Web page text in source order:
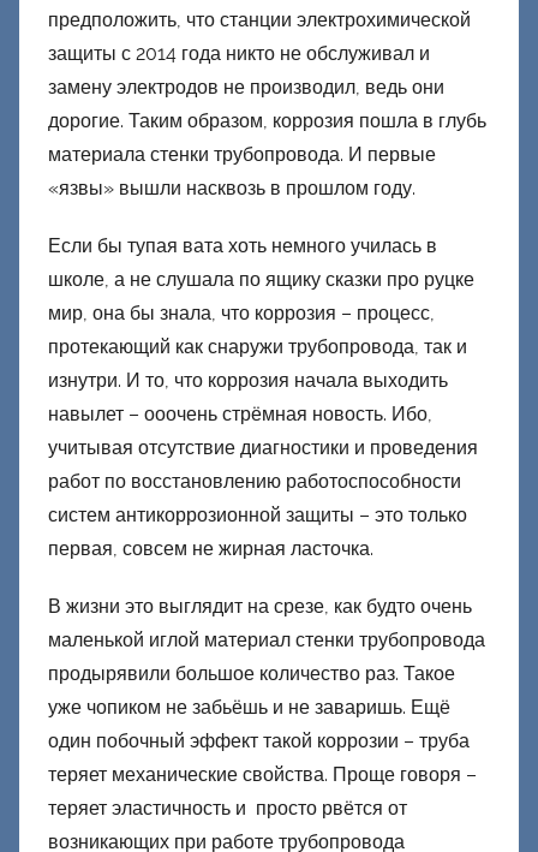
предположить, что станции электрохимической
защиты с 2014 года никто не обслуживал и
замену электродов не производил, ведь они
дорогие. Таким образом, коррозия пошла в глубь
материала стенки трубопровода. И первые
«язвы» вышли насквозь в прошлом году.
Если бы тупая вата хоть немного училась в
школе, а не слушала по ящику сказки про руцке
мир, она бы знала, что коррозия – процесс,
протекающий как снаружи трубопровода, так и
изнутри. И то, что коррозия начала выходить
навылет – ооочень стрёмная новость. Ибо,
учитывая отсутствие диагностики и проведения
работ по восстановлению работоспособности
систем антикоррозионной защиты – это только
первая, совсем не жирная ласточка.
В жизни это выглядит на срезе, как будто очень
маленькой иглой материал стенки трубопровода
продырявили большое количество раз. Такое
уже чопиком не забьёшь и не заваришь. Ещё
один побочный эффект такой коррозии – труба
теряет механические свойства. Проще говоря –
теряет эластичность и просто рвётся от
возникающих при работе трубопровода